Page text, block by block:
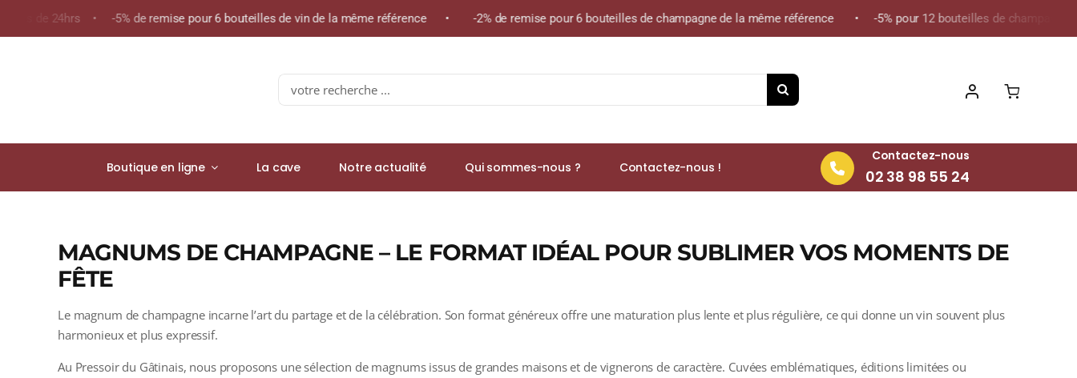
de 24hrs • -5% de remise pour 6 bouteilles de vin de la même référence • -2% de remise pour 6 bouteilles de champagne de la même référence • -5% pour 12 bouteilles de champagne de
Search
for:
Boutique en ligne La cave Notre actualité Qui sommes-nous ? Contactez-nous !
Contactez-nous
02 38 98 55 24
MAGNUMS DE CHAMPAGNE – LE FORMAT IDÉAL POUR SUBLIMER VOS MOMENTS DE
FÊTE
Le magnum de champagne incarne l’art du partage et de la célébration. Son format généreux offre une maturation plus lente et plus régulière, ce qui donne un vin souvent plus
harmonieux et plus expressif.
Au Pressoir du Gâtinais, nous proposons une sélection de magnums issus de grandes maisons et de vignerons de caractère. Cuvées emblématiques, éditions limitées ou